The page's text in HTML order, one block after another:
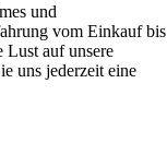
und
vom Einkauf bis
Lust auf unsere
uns jederzeit eine